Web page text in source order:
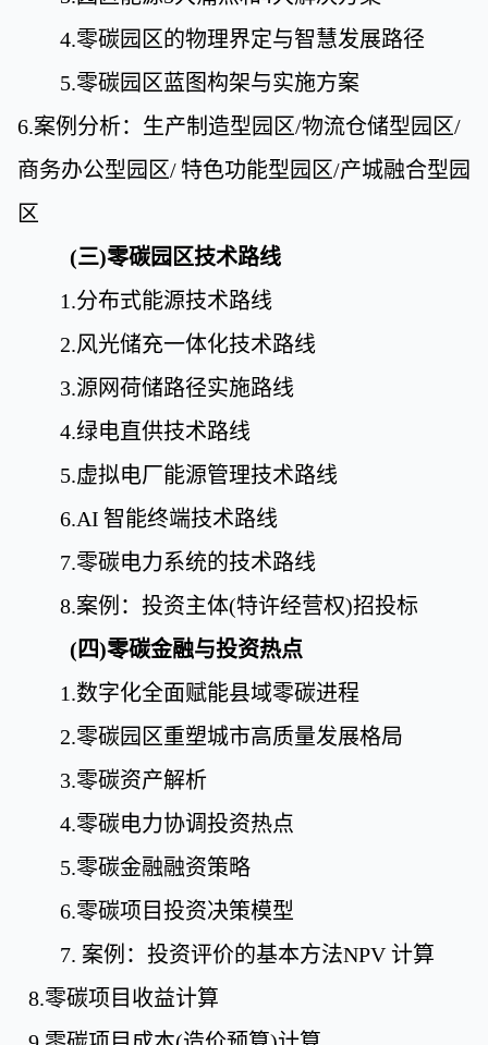
4.零碳园区的物理界定与智慧发展路径
5.零碳园区蓝图构架与实施方案
6.案例分析：生产制造型园区/物流仓储型园区/
商务办公型园区/特色功能型园区/产城融合型园
区
(三)零碳园区技术路线
1.分布式能源技术路线
2.风光储充一体化技术路线
3.源网荷储路径实施路线
4.绿电直供技术路线
5.虚拟电厂能源管理技术路线
6.AI 智能终端技术路线
7.零碳电力系统的技术路线
8.案例：投资主体(特许经营权)招投标
( 四)零碳金融与投资热点
1.数字化全面赋能县域零碳进程
2.零碳园区重塑城市高质量发展格局
3.零碳资产解析
4.零碳电力协调投资热点
5.零碳金融融资策略
6.零碳项目投资决策模型
7. 案例：投资评价的基本方法NPV 计算
8.零碳项目收益计算